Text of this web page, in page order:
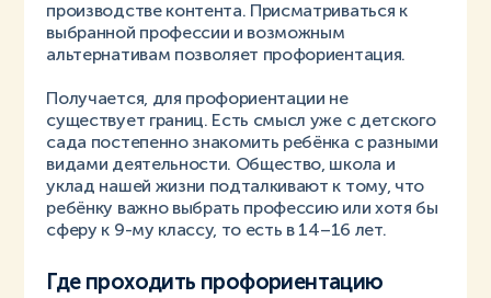
производстве контента. Присматриваться к
выбранной профессии и возможным
альтернативам позволяет профориентация.
Получается, для профориентации не
существует границ. Есть смысл уже с детского
сада постепенно знакомить ребёнка с разными
видами деятельности. Общество, школа и
уклад нашей жизни подталкивают к тому, что
ребёнку важно выбрать профессию или хотя бы
сферу к 9-му классу, то есть в 14–16 лет.
Где проходить профориентацию